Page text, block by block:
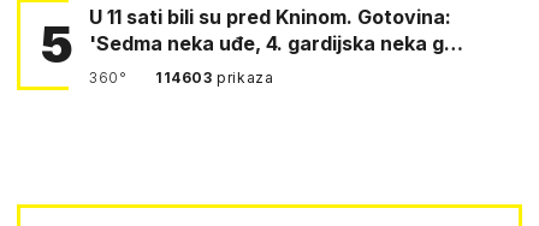
5
U 11 sati bili su pred Kninom. Gotovina:
'Sedma neka uđe, 4. gardijska neka g…
360° 114603prikaza